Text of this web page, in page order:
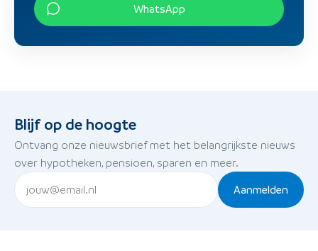
WhatsApp
Blijf op de hoogte
Ontvang onze nieuwsbrief met het belangrijkste nieuws
over hypotheken, pensioen, sparen en meer.
Aanmelden